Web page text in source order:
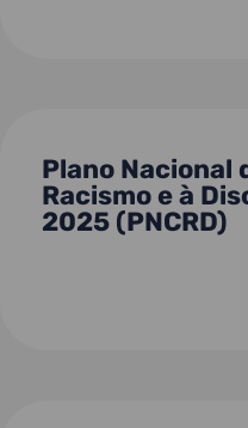
Plano Nacional
Racismo e à
2025 (PNCRD)